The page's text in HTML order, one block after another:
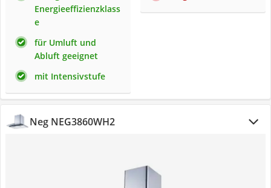
Energieeffizienzklass
e
für Umluft und
Abluft geeignet
mit Intensivstufe
Neg NEG3860WH2